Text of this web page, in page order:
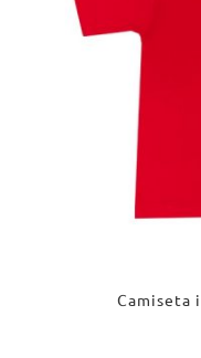
Camiseta